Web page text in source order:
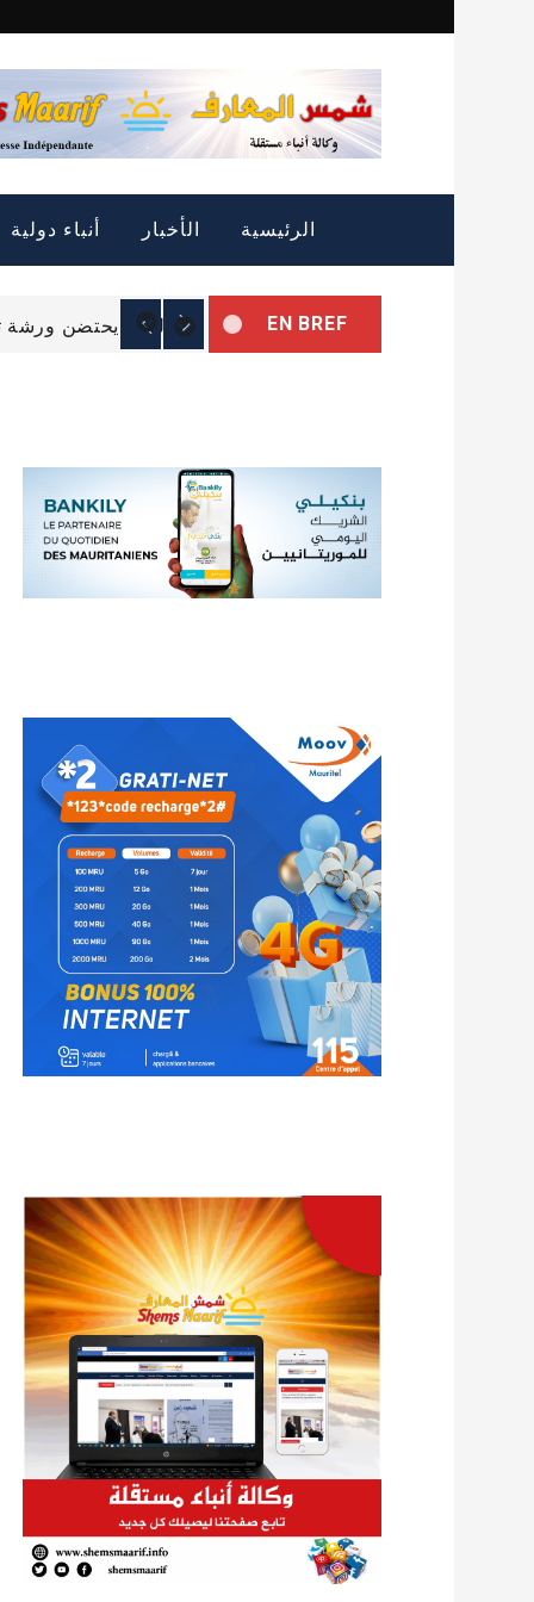
content
الرئيسية الأخبار أنباء دولية
EN BREF
التمييز الإيجابي:
الرئيس غزواني يتوجه
البرلمان يحتضن ورشة